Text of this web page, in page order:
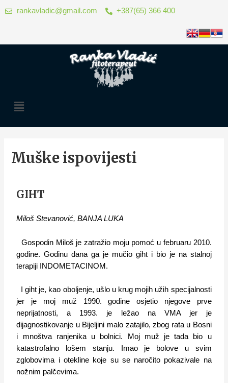
rankavladic@gmail.com +387(65) 366 400
Menu
Muške ispovijesti
GIHT
Miloš Stevanović, BANJA LUKA
Gospodin Miloš je zatražio moju pomoć u februaru 2010.
godine. Godinu dana ga je mučio giht i bio je na stalnoj
terapiji INDOMETACINOM.
I giht je, kao oboljenje, ušlo u krug mojih užih specijalnosti
jer je moj muž 1990. godine osjetio njegove prve
neprijatnosti, a 1993. je ležao na VMA jer je
dijagnostikovanje u Bijeljini malo zatajilo, zbog rata u Bosni
i mnoštva ranjenika u bolnici. Moj muž je tada bio u
katastrofalno lošem stanju. Imao je bolove u svim
zglobovima i otekline koje su se naročito pokazivale na
nožnim palčevima.